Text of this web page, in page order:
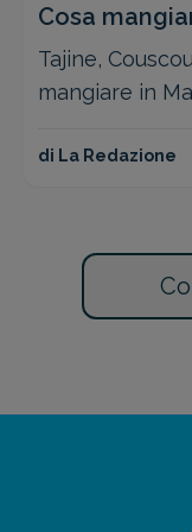
Cosa
piatti tipici
Tajine,
mangiare in
tradizionali.
di La Redazione